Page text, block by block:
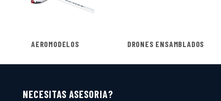
AEROMODELOS DRONES ENSAMBLADOS
NECESITAS ASESORIA?